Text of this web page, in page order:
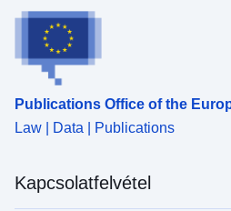
Publications Office of the
Law | Data | Publications
Kapcsolatfelvétel